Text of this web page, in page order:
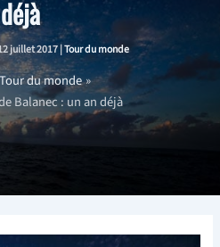
déjà
juillet 2017|Tour du monde
Tour du monde
Balanec : un an déjà